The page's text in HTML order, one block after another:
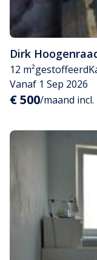
Dirk
12 m²gestoffeerd
Vanaf 1 Sep 2026
€ 500/maand incl.